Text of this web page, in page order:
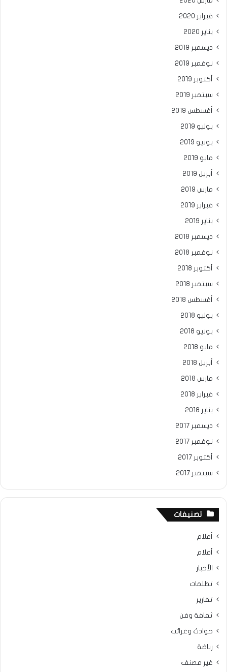
فبراير 2020
يناير 2020
ديسمبر 2019
نوفمبر 2019
أكتوبر 2019
سبتمبر 2019
أغسطس 2019
يوليو 2019
يونيو 2019
مايو 2019
أبريل 2019
مارس 2019
فبراير 2019
يناير 2019
ديسمبر 2018
نوفمبر 2018
أكتوبر 2018
سبتمبر 2018
أغسطس 2018
يوليو 2018
يونيو 2018
مايو 2018
أبريل 2018
مارس 2018
فبراير 2018
يناير 2018
ديسمبر 2017
نوفمبر 2017
أكتوبر 2017
سبتمبر 2017
تصنيفات
أعلام
أقلام
الأخبار
تظلمات
تقارير
ثقافة وفن
حوادث وغرائب
رياضة
غير مصنف